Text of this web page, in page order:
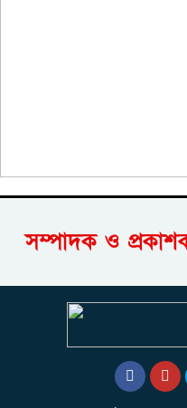
সম্পাদক ও